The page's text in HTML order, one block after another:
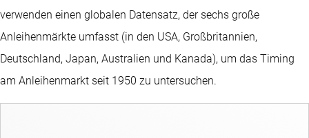
verwenden einen globalen Datensatz, der sechs große
Anleihenmärkte umfasst (in den USA, Großbritannien,
Deutschland, Japan, Australien und Kanada), um das Timing
am Anleihenmarkt seit 1950 zu untersuchen.